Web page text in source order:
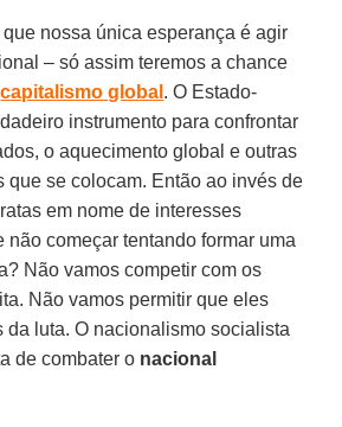
nossa única esperança é agir
– só assim teremos a chance
capitalismo global . O Estado-
instrumento para confrontar
o aquecimento global e outras
que se colocam. Então ao invés de
em nome de interesses
não começar tentando formar uma
Não vamos competir com os
Não vamos permitir que eles
da luta. O nacionalismo socialista
de combater o nacional